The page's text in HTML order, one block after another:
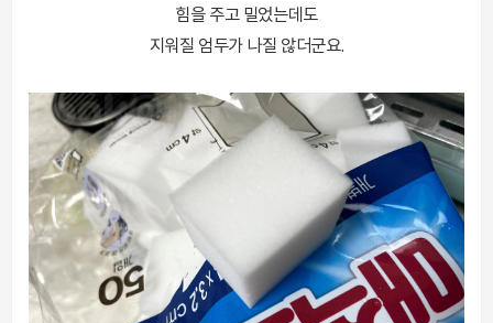
힘을 주고 밀었는데도
지워질 엄두가 나질 않더군요.